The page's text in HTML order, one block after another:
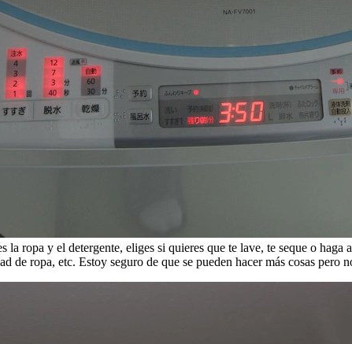
la ropa y el detergente, eliges si quieres que te lave, te seque o
de ropa, etc. Estoy seguro de que se pueden hacer más cosas pero